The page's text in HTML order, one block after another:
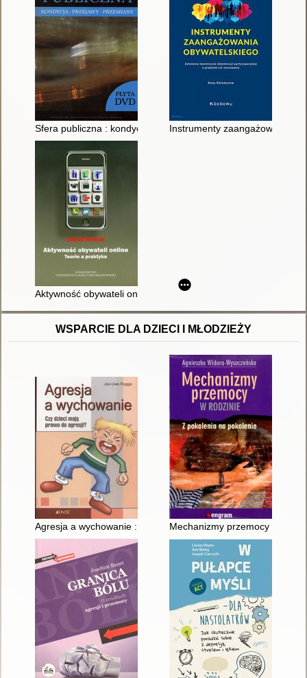
Sfera publiczna : kondycja, przejawy, przemiany
Instrumenty zaangażowania
Aktywność obywateli online : teorie a praktyka
WSPARCIE DLA DZIECI I MŁODZIEŻY
Agresja a wychowanie : czy dzieci mają prawo do agresji?
Mechanizmy przemocy w